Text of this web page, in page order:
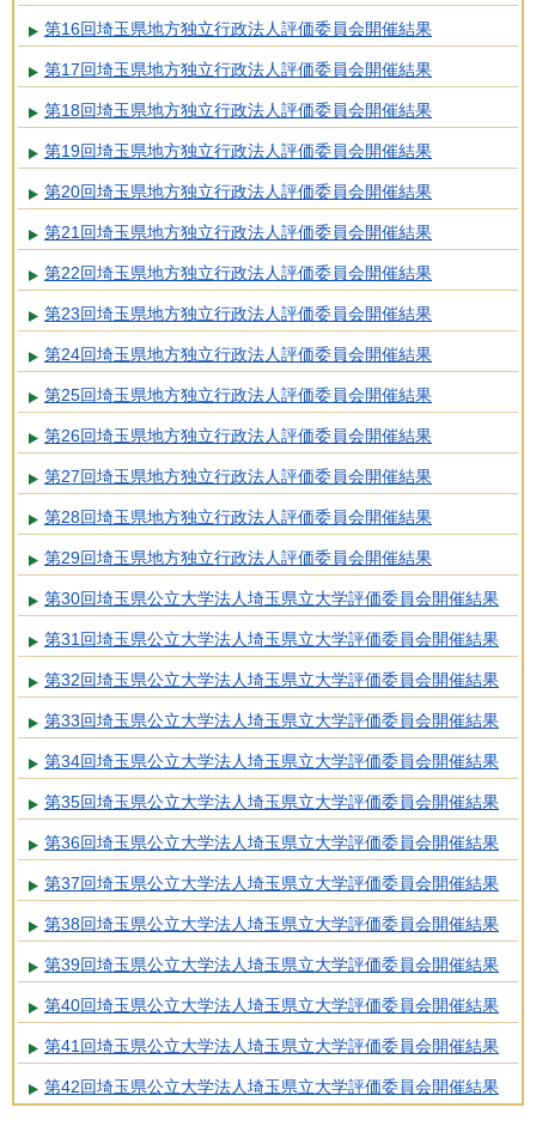
第16回埼玉県地方独立行政法人評価委員会開催結果
第17回埼玉県地方独立行政法人評価委員会開催結果
第18回埼玉県地方独立行政法人評価委員会開催結果
第19回埼玉県地方独立行政法人評価委員会開催結果
第20回埼玉県地方独立行政法人評価委員会開催結果
第21回埼玉県地方独立行政法人評価委員会開催結果
第22回埼玉県地方独立行政法人評価委員会開催結果
第23回埼玉県地方独立行政法人評価委員会開催結果
第24回埼玉県地方独立行政法人評価委員会開催結果
第25回埼玉県地方独立行政法人評価委員会開催結果
第26回埼玉県地方独立行政法人評価委員会開催結果
第27回埼玉県地方独立行政法人評価委員会開催結果
第28回埼玉県地方独立行政法人評価委員会開催結果
第29回埼玉県地方独立行政法人評価委員会開催結果
第30回埼玉県公立大学法人埼玉県立大学評価委員会開催結果
第31回埼玉県公立大学法人埼玉県立大学評価委員会開催結果
第32回埼玉県公立大学法人埼玉県立大学評価委員会開催結果
第33回埼玉県公立大学法人埼玉県立大学評価委員会開催結果
第34回埼玉県公立大学法人埼玉県立大学評価委員会開催結果
第35回埼玉県公立大学法人埼玉県立大学評価委員会開催結果
第36回埼玉県公立大学法人埼玉県立大学評価委員会開催結果
第37回埼玉県公立大学法人埼玉県立大学評価委員会開催結果
第38回埼玉県公立大学法人埼玉県立大学評価委員会開催結果
第39回埼玉県公立大学法人埼玉県立大学評価委員会開催結果
第40回埼玉県公立大学法人埼玉県立大学評価委員会開催結果
第41回埼玉県公立大学法人埼玉県立大学評価委員会開催結果
第42回埼玉県公立大学法人埼玉県立大学評価委員会開催結果